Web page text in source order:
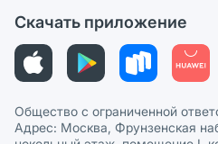
Этика и соответствие
Политика в отношении
Скачать приложение
Общество с ограниченной
Адрес: Москва, Фрунзенская